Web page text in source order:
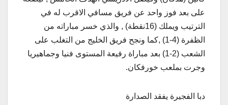
على بعد فوز واحد عن فريق مسافي الاقرب له في
الترتيب ويملك (16نقطة) , والذي خسر مباراته من
الظفرة (4-1) ,كما ونجح فريق الخليج من التغلب على
الشعب (2-1) بعد مباراة رفيعة المستوى فنيا وجماهيريا
وجرت بملعب خورفكان.
دبا الفجيرة يفقد الصدارة